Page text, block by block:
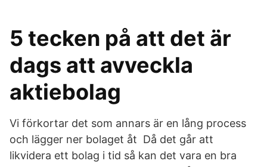
5 tecken på att det är
dags att avveckla
aktiebolag
Vi förkortar det som annars är en lång process
och lägger ner bolaget åt Då det går att
likvidera ett bolag i tid så kan det vara en bra